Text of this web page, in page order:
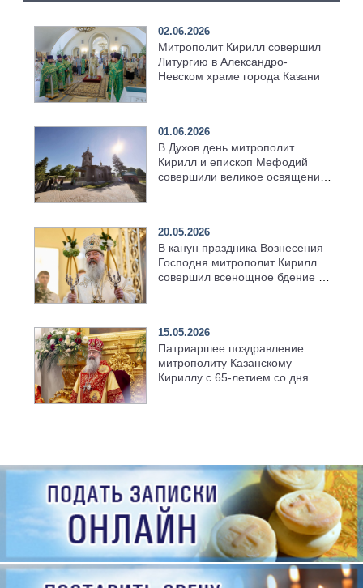
02.06.2026
Митрополит Кирилл совершил
Литургию в Александро-
Невском храме города Казани
01.06.2026
В Духов день митрополит
Кирилл и епископ Мефодий
совершили великое освящение
20.05.2026
В канун праздника Вознесения
Господня митрополит Кирилл
совершил всенощное бдение в
15.05.2026
Патриаршее поздравление
митрополиту Казанскому
Кириллу с 65-летием со дня